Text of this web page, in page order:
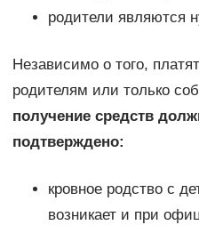
родители являются
Независимо о того,
родителям или только
получение средств
подтверждено:
кровное родство с
возникает и при